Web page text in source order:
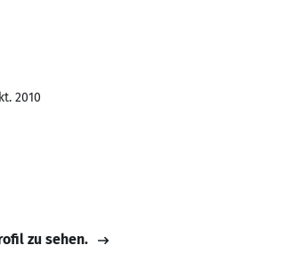
2010
zu sehen.